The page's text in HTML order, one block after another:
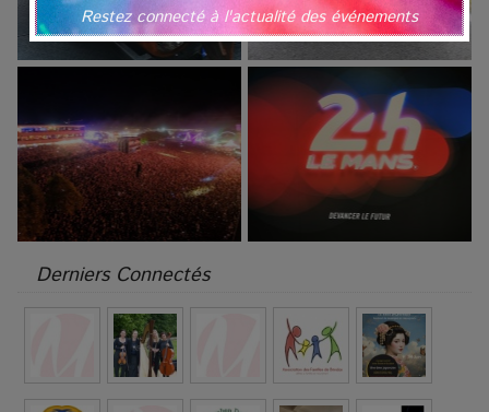
Derniers Connectés
Restez connecté à l'actualité des événements